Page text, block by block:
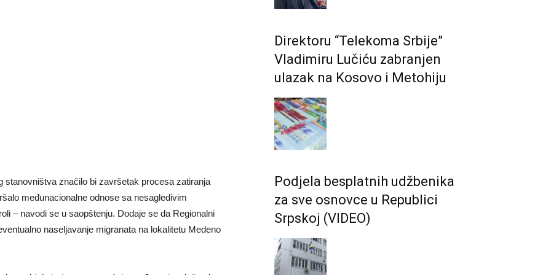
značilo bi završetak procesa zatiranja
međunacionalne odnose sa nesagledivim
– navodi se u saopštenju. Dodaje se da Regionalni
naseljavanje migranata na lokalitetu Medeno
Direktoru “Telekoma Srbije”
Vladimiru Lučiću zabranjen
ulazak na Kosovo i Metohiju
Podjela besplatnih udžbenika
za sve osnovce u Republici
Srpskoj (VIDEO)